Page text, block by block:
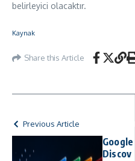
belirleyici olacaktır.
Kaynak
Share this Article
Previous Article
Google
Discov